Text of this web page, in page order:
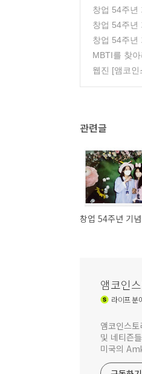
창업 54주년
창업 54주년
창업 54주년
MBTI를 찾
웹진 [앰코
관련글
앰코인
라이프분
앰코인스
및 네티즌
미국의